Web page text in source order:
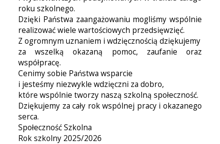
roku szkolnego.
Dzięki Państwa zaangażowaniu mogliśmy wspólnie
realizować wiele wartościowych przedsięwzięć.
Z ogromnym uznaniem i wdzięcznością dziękujemy
za wszelką okazaną pomoc, zaufanie oraz
współpracę.
Cenimy sobie Państwa wsparcie
i jesteśmy niezwykle wdzięczni za dobro,
które wspólnie tworzy naszą szkolną społeczność.
Dziękujemy za cały rok wspólnej pracy i okazanego
serca.
Społeczność Szkolna
Rok szkolny 2025/2026